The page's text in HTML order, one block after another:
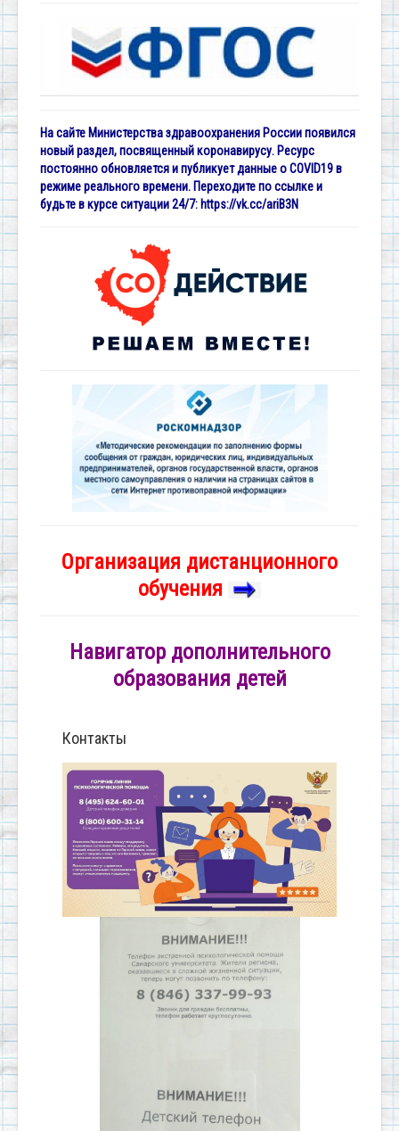
На сайте Министерства здравоохранения России появился
новый раздел, посвященный коронавирусу. Ресурс
постоянно обновляется и публикует данные о COVID19 в
режиме реального времени. Переходите по ссылке и
будьте в курсе ситуации 24/7: https://vk.cc/ariB3N
Организация дистанционного
обучения
Навигатор дополнительного
образования детей
Контакты